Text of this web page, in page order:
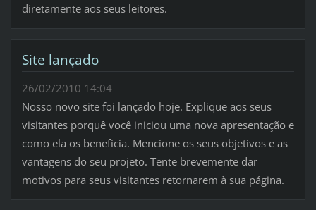
diretamente aos seus leitores.
Site lançado
26/02/2010 14:04
Nosso novo site foi lançado hoje. Explique aos seus
visitantes porquê você iniciou uma nova apresentação e
como ela os beneficia. Mencione os seus objetivos e as
vantagens do seu projeto. Tente brevemente dar
motivos para seus visitantes retornarem à sua página.